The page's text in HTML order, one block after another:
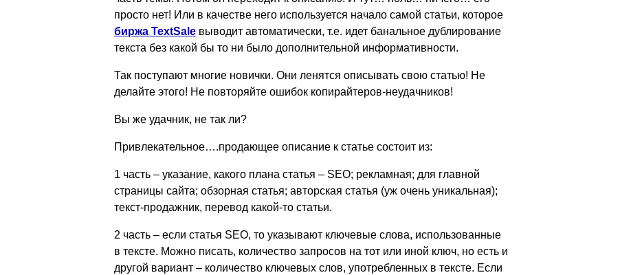
просто нет! Или в качестве него используется начало самой статьи, которое
биржа TextSale выводит автоматически, т.е. идет банальное дублирование
текста без какой бы то ни было дополнительной информативности.
Так поступают многие новички. Они ленятся описывать свою статью! Не
делайте этого! Не повторяйте ошибок копирайтеров-неудачников!
Вы же удачник, не так ли?
Привлекательное….продающее описание к статье состоит из:
1 часть – указание, какого плана статья – SEO; рекламная; для главной
страницы сайта; обзорная статья; авторская статья (уж очень уникальная);
текст-продажник, перевод какой-то статьи.
2 часть – если статья SEO, то указывают ключевые слова, использованные
в тексте. Можно писать, количество запросов на тот или иной ключ, но есть и
другой вариант – количество ключевых слов, употребленных в тексте. Если